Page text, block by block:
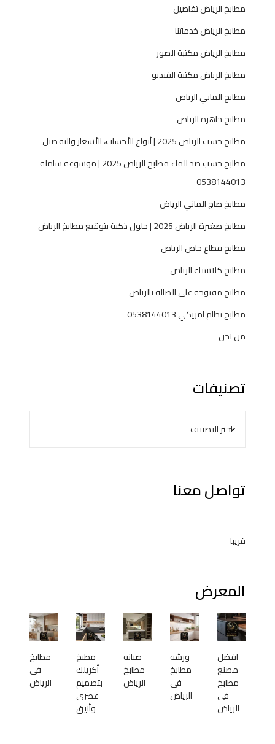
مطابخ الرياض تفاصيل
مطابخ الرياض خدماتنا
مطابخ الرياض مكتبة الصور
مطابخ الرياض مكتبة الفيديو
مطابخ الماني الرياض
مطابخ جاهزه الرياض
مطابخ خشب الرياض 2025 | أنواع الأخشاب، الأسعار والتفصيل
مطابخ خشب ضد الماء مطابخ الرياض 2025 | موسوعة شاملة
0538144013
مطابخ صاج الماني الرياض
مطابخ صغيرة الرياض 2025 | حلول ذكية بتوقيع مطابخ الرياض
مطابخ قطاع خاص الرياض
مطابخ كلاسيك الرياض
مطابخ مفتوحة على الصالة بالرياض
مطابخ نظام امريكي 0538144013
من نحن
تصنيفات
تواصل معنا
قريبا
المعرض
افضل
مصنع
مطابخ
في
الرياض
ورشه
مطابخ
في
الرياض
صيانه
مطابخ
الرياض
مطبخ
أكريلك
بتصميم
عصري
وأنيق
مطابخ
في
الرياض